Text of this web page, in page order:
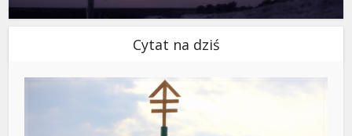
Cytat na dziś